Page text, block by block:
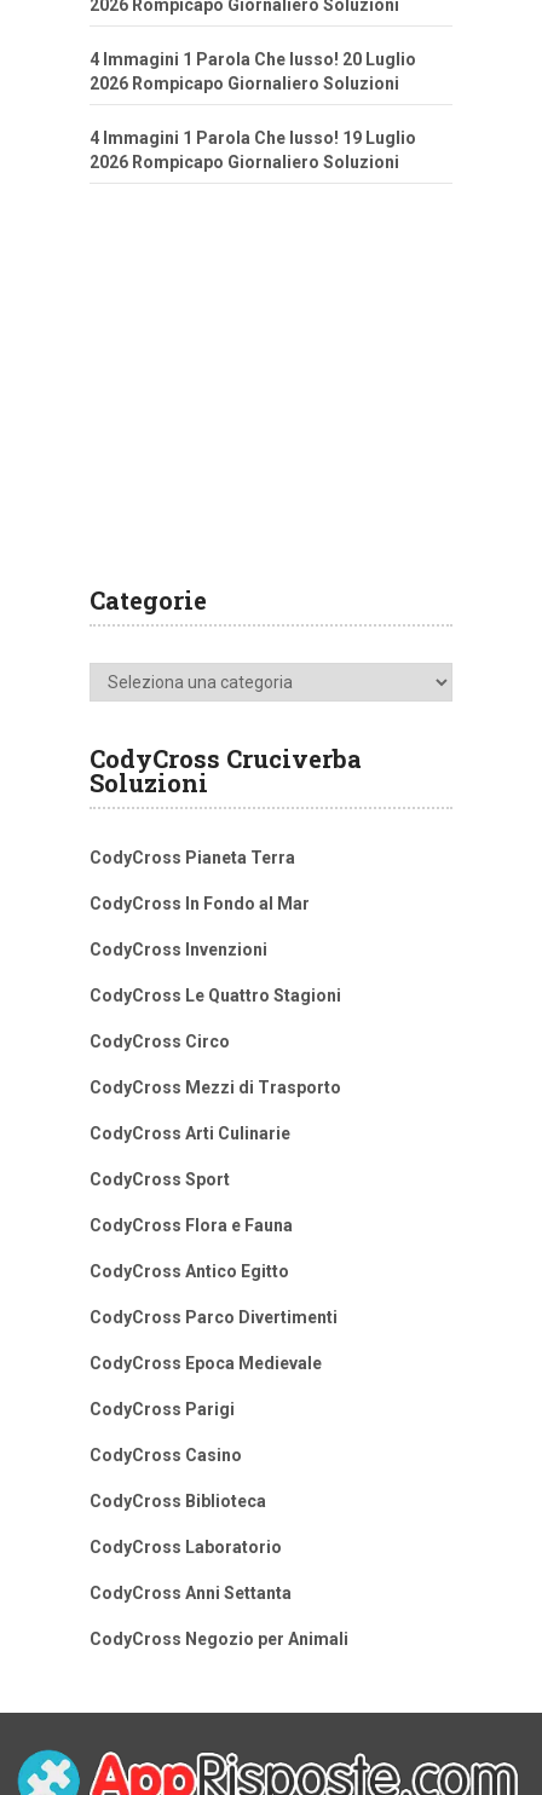
2026 Rompicapo Giornaliero Soluzioni
4 Immagini 1 Parola Che lusso! 20 Luglio
2026 Rompicapo Giornaliero Soluzioni
4 Immagini 1 Parola Che lusso! 19 Luglio
2026 Rompicapo Giornaliero Soluzioni
Categorie
Categorie
CodyCross Cruciverba
Soluzioni
CodyCross Pianeta Terra
CodyCross In Fondo al Mar
CodyCross Invenzioni
CodyCross Le Quattro Stagioni
CodyCross Circo
CodyCross Mezzi di Trasporto
CodyCross Arti Culinarie
CodyCross Sport
CodyCross Flora e Fauna
CodyCross Antico Egitto
CodyCross Parco Divertimenti
CodyCross Epoca Medievale
CodyCross Parigi
CodyCross Casino
CodyCross Biblioteca
CodyCross Laboratorio
CodyCross Anni Settanta
CodyCross Negozio per Animali